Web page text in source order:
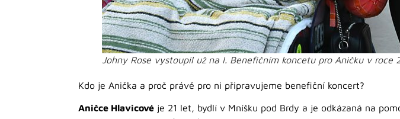
Johny Rose vystoupil už na I. Benefičním koncetu pro Aničku v roce
Kdo je Anička a proč právě pro ni připravujeme benefiční koncert?
Aničce Hlavicové je 21 let, bydlí v Mníšku pod Brdy a je odkázaná na